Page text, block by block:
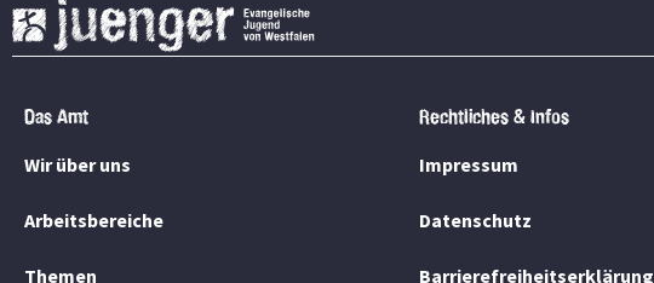
Das Amt
Wir über uns
Arbeitsbereiche
Themen
Rechtliches & Infos
Impressum
Datenschutz
Barrierefreiheitserklärung